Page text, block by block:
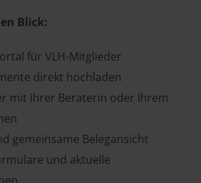
Blick:
für VLH-Mitglieder
direkt hochladen
mit Ihrer Beraterin oder Ihrem
gemeinsame Belegansicht
und aktuelle